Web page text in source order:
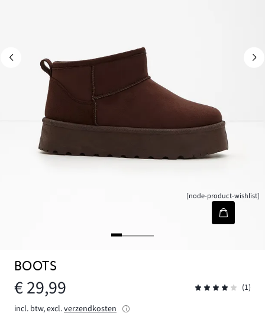
[node-product-wishlist]
BOOTS
€ 29,99
(1)
incl. btw, excl.verzendkosten